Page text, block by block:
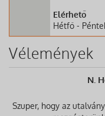
Elérhető
Hétfő -
Vélemények
N.
Szuper, hogy az